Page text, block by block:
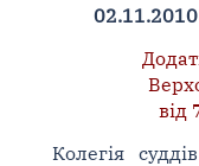
від
Колегія